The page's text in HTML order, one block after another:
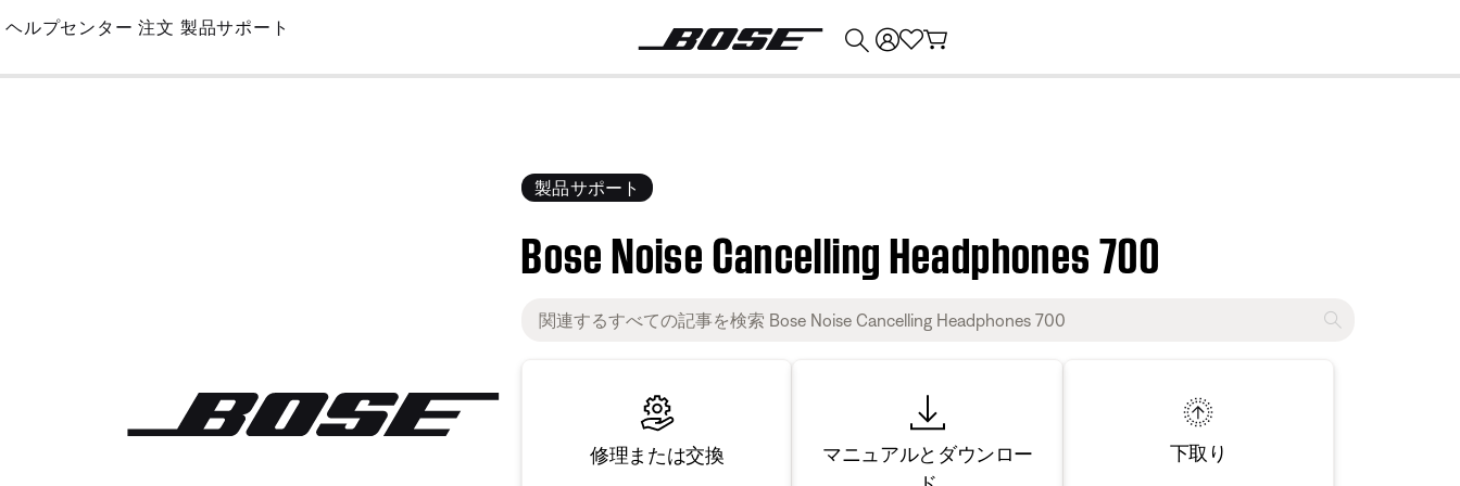
Skip
Main
ヘルプセンター 注文 製品サポート
製品サポート
Bose Noise Cancelling Headphones 700
修理または交換
マニュアルとダウンロー
下取り